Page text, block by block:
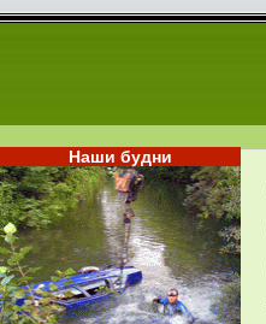
Наши будни